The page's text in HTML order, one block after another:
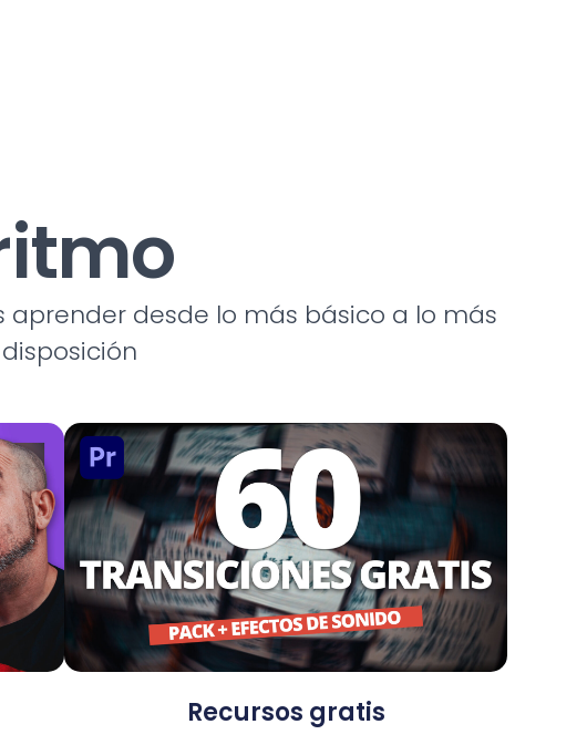
desde lo más básico a lo más
Recursos gratis